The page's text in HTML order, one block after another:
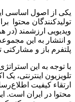
یکی از اصول اساسی
تولیدکنندگان
ویدیویی ارزشمند (در
و انتشار به این
پلتفرم باز و مشارکتی
با توجه به این
تلویزیون اینترنتی،
ارتقاء کیفیت
محتوا در ایران است.